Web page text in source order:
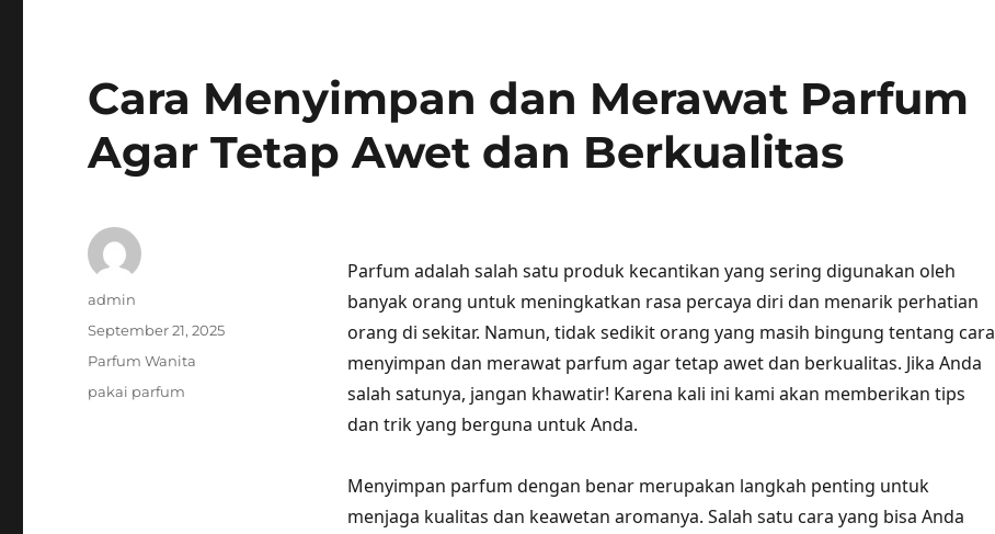
Cara Menyimpan dan Merawat Parfum
Agar Tetap Awet dan Berkualitas
Parfum adalah salah satu produk kecantikan yang sering digunakan oleh
banyak orang untuk meningkatkan rasa percaya diri dan menarik perhatian
orang di sekitar. Namun, tidak sedikit orang yang masih bingung tentang cara
menyimpan dan merawat parfum agar tetap awet dan berkualitas. Jika Anda
salah satunya, jangan khawatir! Karena kali ini kami akan memberikan tips
dan trik yang berguna untuk Anda.
Menyimpan parfum dengan benar merupakan langkah penting untuk
menjaga kualitas dan keawetan aromanya. Salah satu cara yang bisa Anda
Author
admin
Posted
September 21, 2025
Categories
Parfum Wanita
Tags
pakai parfum